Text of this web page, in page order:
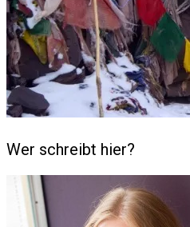
Wer schreibt hier?